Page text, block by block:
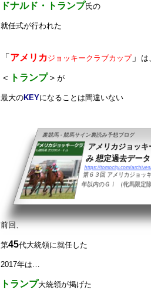
ドナルド・トランプ氏の
就任式が行われた
「 アメリカジョッキークラブカップ」 は
＜ トランプ＞ が
最大のKEYになることは間違いない
裏競馬 - 競馬サイン裏読み予想ブログ
アメリカジョッ
み 想定過去デー
https://tomocity.com/
第６３回 アメリカジョッ
年以内のＧⅠ （牝馬限定除
前回、
第45代大統領に就任した
2017年は…
トランプ大統領が掲げた